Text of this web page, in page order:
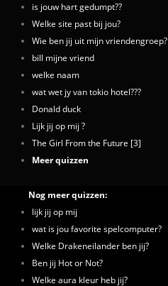
is jouw hart gedumpt??
Welke site past bij jou?
Wie ben jij uit mijn vriendengroep?
bill mijne vriend
welke naam
wat wet jy van tokio hotel???
Donald duck
Lijk jij op mij ?
The Girl From the Future [3]
Meer quizzen
Nog meer quizzen:
lijk jij op mij
wat is jou favorite spelcomputer?
Welke Drakeneilander ben jij?
Ben jij Hot or Not?
Welke aura kleur heb jij?